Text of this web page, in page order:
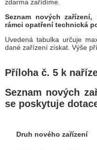
zdarma zařídíme.
Seznam nových
rámci opatření technická
Uvedená tabulka určuje
dané zařízení získat. Výše
Příloha č. 5 k
Seznam nových
se poskytuje
Druh nového zařízení